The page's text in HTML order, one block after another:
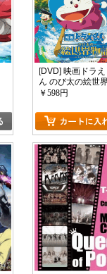
[DVD] 映画ドラえ
ん のび太の絵世
語
￥598円